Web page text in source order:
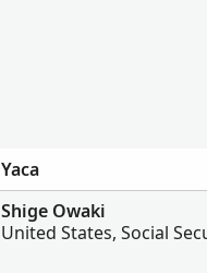
Yaca
Shige Owaki
United States, Social